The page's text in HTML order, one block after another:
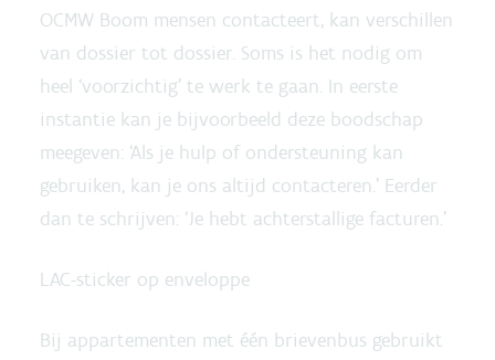
OCMW Boom mensen contacteert, kan verschillen
van dossier tot dossier. Soms is het nodig om
heel ‘voorzichtig’ te werk te gaan. In eerste
instantie kan je bijvoorbeeld deze boodschap
meegeven: ‘Als je hulp of ondersteuning kan
gebruiken, kan je ons altijd contacteren.’ Eerder
dan te schrijven: ‘Je hebt achterstallige facturen.’
LAC-sticker op enveloppe
Bij appartementen met één brievenbus gebruikt